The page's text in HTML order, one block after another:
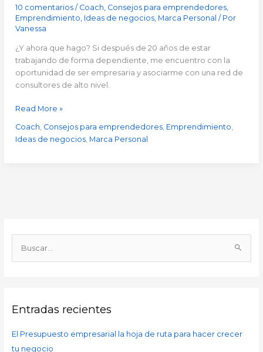
10 comentarios / Coach, Consejos para emprendedores,
Emprendimiento, Ideas de negocios, Marca Personal / Por
Vanessa
¿Y ahora que hago? Si después de 20 años de estar
trabajando de forma dependiente, me encuentro con la
oportunidad de ser empresaria y asociarme con una red de
consultores de alto nivel.
Read More »
Coach, Consejos para emprendedores, Emprendimiento,
Ideas de negocios, Marca Personal
a
p
Entradas recientes
El Presupuesto empresarial la hoja de ruta para hacer crecer
tu negocio
o